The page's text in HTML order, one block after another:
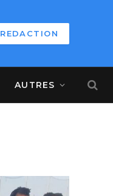
REDACTION
AUTRES